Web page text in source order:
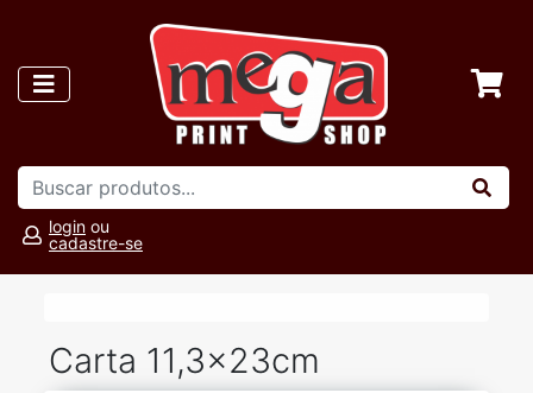
login ou
cadastre-se
Carta 11,3x23cm